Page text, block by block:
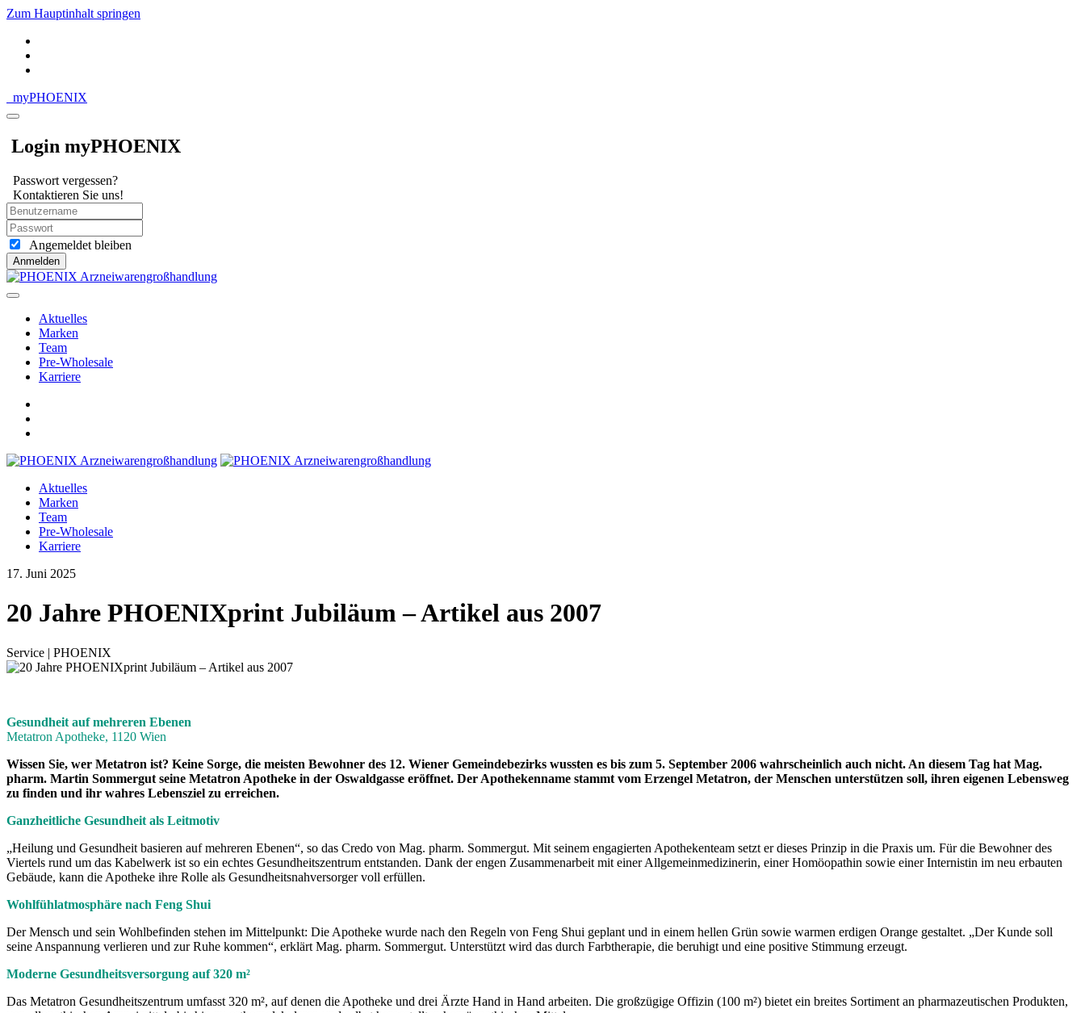
Zum Hauptinhalt springen
myPHOENIX
Login myPHOENIX
Passwort vergessen?
Kontaktieren Sie uns!
Angemeldet bleiben
Anmelden
Aktuelles
Marken
Team
Pre-Wholesale
Karriere
Aktuelles
Marken
Team
Pre-Wholesale
Karriere
17. Juni 2025
20 Jahre PHOENIXprint Jubiläum – Artikel aus 2007
Service | PHOENIX
Gesundheit auf mehreren Ebenen
Metatron Apotheke, 1120 Wien
Wissen Sie, wer Metatron ist? Keine Sorge, die meisten Bewohner des 12. Wiener Gemeindebezirks wussten es bis zum 5. September 2006 wahrscheinlich auch nicht. An diesem Tag hat Mag.
pharm. Martin Sommergut seine Metatron Apotheke in der Oswaldgasse eröffnet. Der Apothekenname stammt vom Erzengel Metatron, der Menschen unterstützen soll, ihren eigenen Lebensweg
zu finden und ihr wahres Lebensziel zu erreichen.
Ganzheitliche Gesundheit als Leitmotiv
„Heilung und Gesundheit basieren auf mehreren Ebenen“, so das Credo von Mag. pharm. Sommergut. Mit seinem engagierten Apothekenteam setzt er dieses Prinzip in die Praxis um. Für die Bewohner des
Viertels rund um das Kabelwerk ist so ein echtes Gesundheitszentrum entstanden. Dank der engen Zusammenarbeit mit einer Allgemeinmedizinerin, einer Homöopathin sowie einer Internistin im neu erbauten
Gebäude, kann die Apotheke ihre Rolle als Gesundheitsnahversorger voll erfüllen.
Wohlfühlatmosphäre nach Feng Shui
Der Mensch und sein Wohlbefinden stehen im Mittelpunkt: Die Apotheke wurde nach den Regeln von Feng Shui geplant und in einem hellen Grün sowie warmen erdigen Orange gestaltet. „Der Kunde soll
seine Anspannung verlieren und zur Ruhe kommen“, erklärt Mag. pharm. Sommergut. Unterstützt wird das durch Farbtherapie, die beruhigt und eine positive Stimmung erzeugt.
Moderne Gesundheitsversorgung auf 320 m²
Das Metatron Gesundheitszentrum umfasst 320 m², auf denen die Apotheke und drei Ärzte Hand in Hand arbeiten. Die großzügige Offizin (100 m²) bietet ein breites Sortiment an pharmazeutischen Produkten,